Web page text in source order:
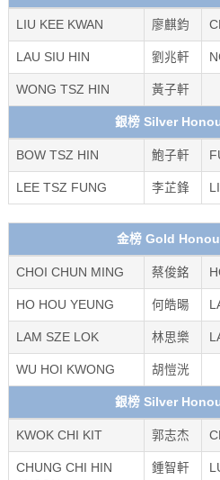
LIU KEE KWAN 廖麒鈞
LAU SIU HIN 劉兆軒
WONG TSZ HIN 黃子軒
銀榜 Silver
BOW TSZ HIN 鮑子軒
LEE TSZ FUNG 李芷鋒
金榜 Gold
CHOI CHUN MING 蔡俊銘
HO HOU YEUNG 何皓暘
LAM SZE LOK 林思樂
WU HOI KWONG 胡愷洸
銀榜 Silver
KWOK CHI KIT 郭志杰
CHUNG CHI HIN
鍾智軒